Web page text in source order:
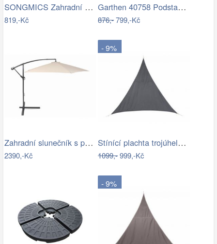
SONGMICS Zahradní slunečník Royal…
819,-Kč
Garthen 40758 Podstavec na slunečník…
876,-799,-Kč
Zahradní slunečník s podstavcem ø 300…
2390,-Kč
- 9%
Stínící plachta trojúhelník 3*3*3 m šedá
1099,-999,-Kč
- 9%